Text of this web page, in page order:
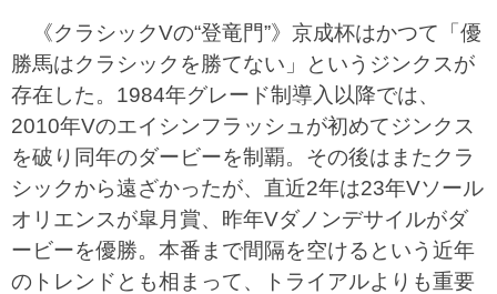
《クラシックVの“登竜門”》京成杯はかつて「優
勝馬はクラシックを勝てない」というジンクスが
存在した。1984年グレード制導入以降では、
2010年Vのエイシンフラッシュが初めてジンクス
を破り同年のダービーを制覇。その後はまたクラ
シックから遠ざかったが、直近2年は23年Vソール
オリエンスが皐月賞、昨年Vダノンデサイルがダ
ービーを優勝。本番まで間隔を空けるという近年
のトレンドとも相まって、トライアルよりも重要